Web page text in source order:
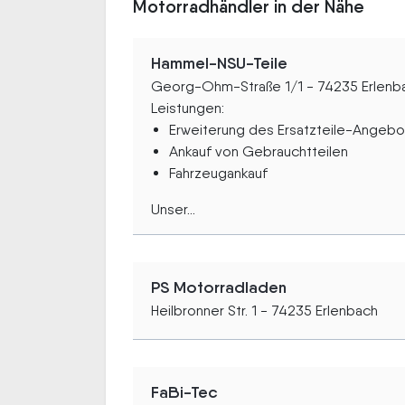
Motorradhändler in der Nähe
Hammel-NSU-Teile
Georg-Ohm-Straße 1/1 - 74235
Leistungen:
Erweiterung des Ersatzteile-
Ankauf von Gebrauchtteilen
Fahrzeugankauf
Unser...
PS Motorradladen
Heilbronner Str. 1 - 74235 Erlenbach
FaBi-Tec